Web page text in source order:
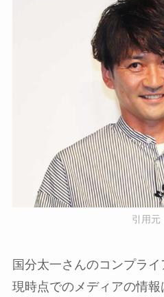
引用元
国分太一さんのコンプライ
現時点でのメディアの情